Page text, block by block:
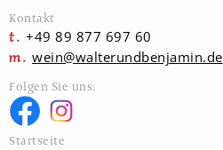
Kontakt
+49 89 877 697 60
wein@walterundbenjamin.de
Folgen Sie uns:
Startseite